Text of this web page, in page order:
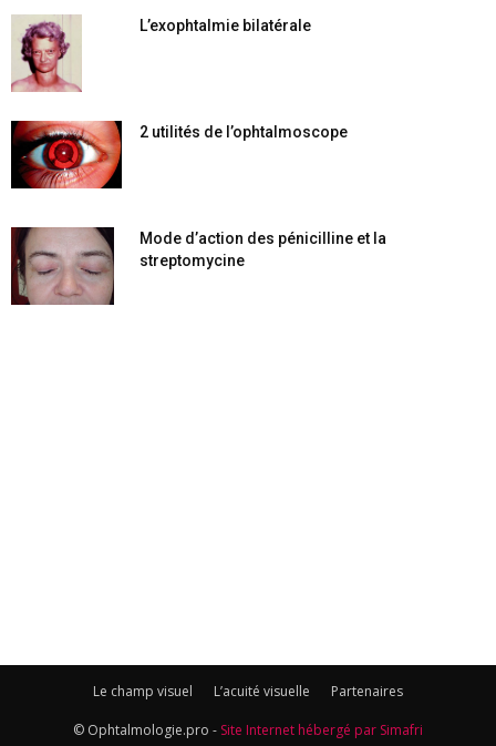
L’exophtalmie bilatérale
2 utilités de l’ophtalmoscope
Mode d’action des pénicilline et la
streptomycine
Le champ visuel L’acuité visuelle Partenaires
© Ophtalmologie.pro - Site Internet hébergé par Simafri